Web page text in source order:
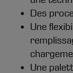
Des
Une
Une